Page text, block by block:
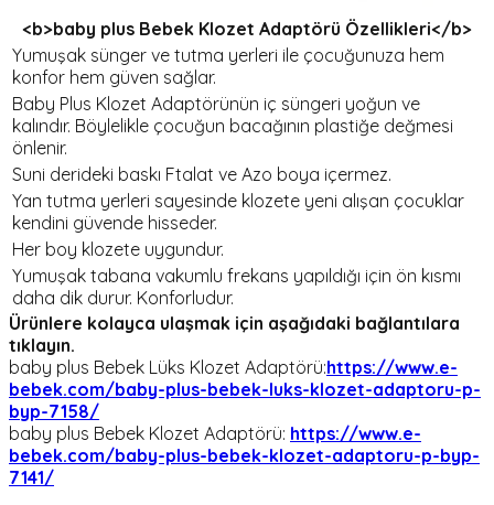
<b>baby plus Bebek Klozet Adaptörü Özellikleri</b>
Yumuşak sünger ve tutma yerleri ile çocuğunuza hem
konfor hem güven sağlar.
Baby Plus Klozet Adaptörünün iç süngeri yoğun ve
kalındır. Böylelikle çocuğun bacağının plastiğe değmesi
önlenir.
Suni derideki baskı Ftalat ve Azo boya içermez.
Yan tutma yerleri sayesinde klozete yeni alışan çocuklar
kendini güvende hisseder.
Her boy klozete uygundur.
Yumuşak tabana vakumlu frekans yapıldığı için ön kısmı
daha dik durur. Konforludur.
Ürünlere kolayca ulaşmak için aşağıdaki bağlantılara
tıklayın.
baby plus Bebek Lüks Klozet Adaptörü:https://www.e-
bebek.com/baby-plus-bebek-luks-klozet-adaptoru-p-
byp-7158/
baby plus Bebek Klozet Adaptörü: https://www.e-
bebek.com/baby-plus-bebek-klozet-adaptoru-p-byp-
7141/